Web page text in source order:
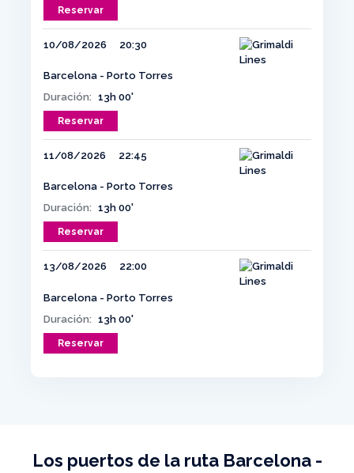
Reservar
10/08/2026 20:30
Barcelona - Porto Torres
Duración: 13h 00'
Reservar
11/08/2026 22:45
Barcelona - Porto Torres
Duración: 13h 00'
Reservar
13/08/2026 22:00
Barcelona - Porto Torres
Duración: 13h 00'
Reservar
Los puertos de la ruta Barcelona -